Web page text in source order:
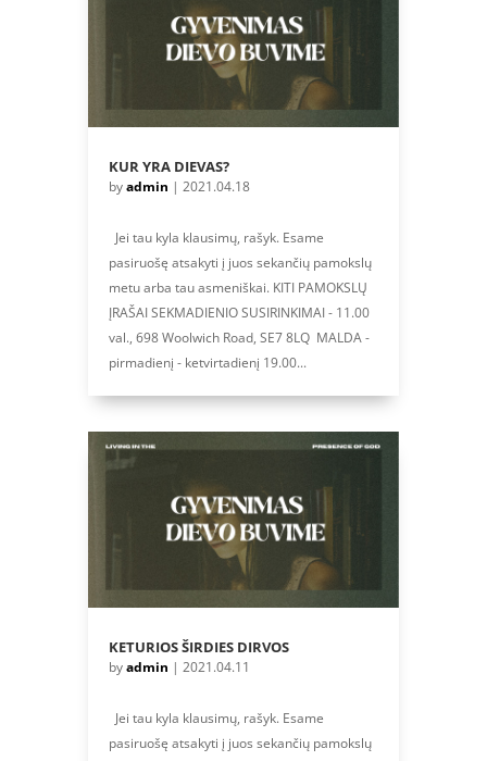
KUR YRA DIEVAS?
byadmin | 2021.04.18
Jei tau kyla klausimų, rašyk. Esame
pasiruošę atsakyti į juos sekančių pamokslų
metu arba tau asmeniškai. KITI PAMOKSLŲ
ĮRAŠAI SEKMADIENIO SUSIRINKIMAI - 11.00
val., 698 Woolwich Road, SE7 8LQ MALDA -
pirmadienį - ketvirtadienį 19.00...
KETURIOS ŠIRDIES DIRVOS
byadmin | 2021.04.11
Jei tau kyla klausimų, rašyk. Esame
pasiruošę atsakyti į juos sekančių pamokslų